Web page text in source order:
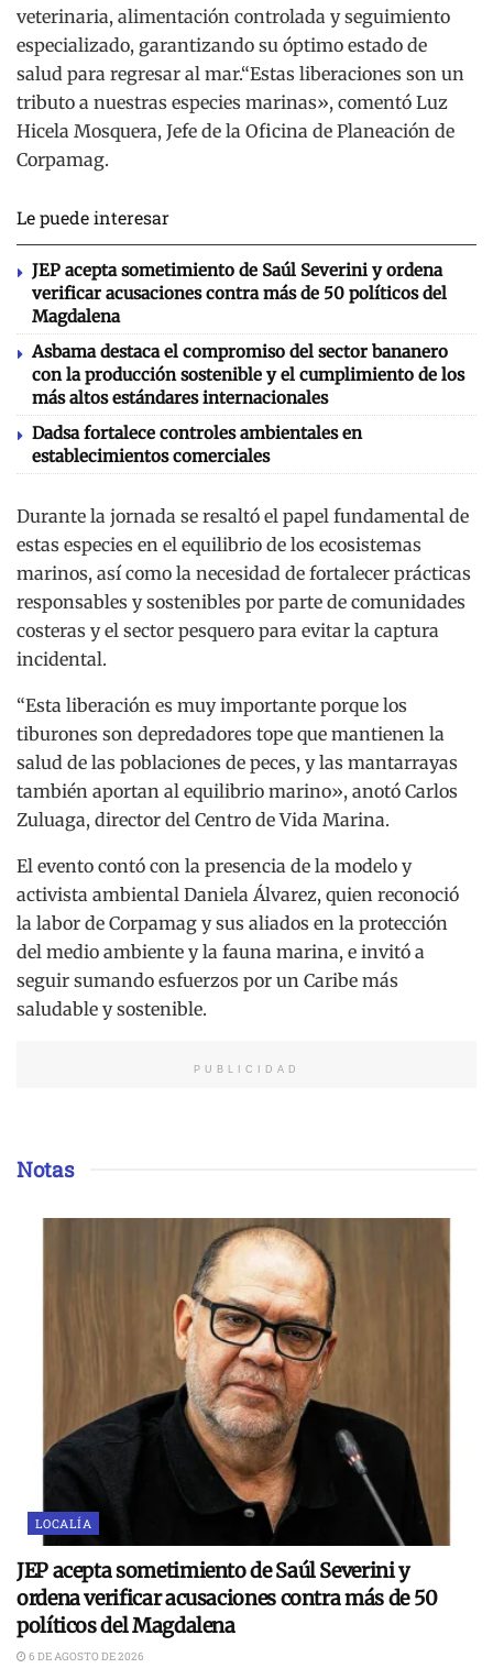
veterinaria, alimentación controlada y seguimiento
especializado, garantizando su óptimo estado de
salud para regresar al mar.“Estas liberaciones son un
tributo a nuestras especies marinas», comentó Luz
Hicela Mosquera, Jefe de la Oficina de Planeación de
Corpamag.
Le puede interesar
JEP acepta sometimiento de Saúl Severini y ordena
verificar acusaciones contra más de 50 políticos del
Magdalena
Asbama destaca el compromiso del sector bananero
con la producción sostenible y el cumplimiento de los
más altos estándares internacionales
Dadsa fortalece controles ambientales en
establecimientos comerciales
Durante la jornada se resaltó el papel fundamental de
estas especies en el equilibrio de los ecosistemas
marinos, así como la necesidad de fortalecer prácticas
responsables y sostenibles por parte de comunidades
costeras y el sector pesquero para evitar la captura
incidental.
“Esta liberación es muy importante porque los
tiburones son depredadores tope que mantienen la
salud de las poblaciones de peces, y las mantarrayas
también aportan al equilibrio marino», anotó Carlos
Zuluaga, director del Centro de Vida Marina.
El evento contó con la presencia de la modelo y
activista ambiental Daniela Álvarez, quien reconoció
la labor de Corpamag y sus aliados en la protección
del medio ambiente y la fauna marina, e invitó a
seguir sumando esfuerzos por un Caribe más
saludable y sostenible.
PUBLICIDAD
Notas
LOCALÍA
JEP acepta sometimiento de Saúl Severini y
ordena verificar acusaciones contra más de 50
políticos del Magdalena
6 DE AGOSTO DE 2026